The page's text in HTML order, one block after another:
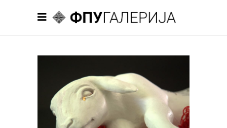
Андреја Станковић
Уникатна керамика 2023/2024